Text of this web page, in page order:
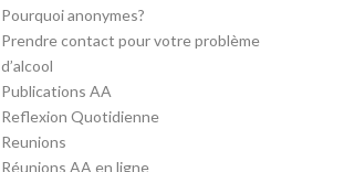
Pourquoi anonymes?
Prendre contact pour votre problème
d’alcool
Publications AA
Reflexion Quotidienne
Reunions
Réunions AA en ligne